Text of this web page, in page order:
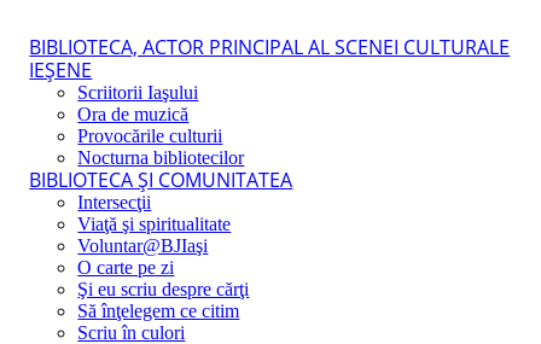
BIBLIOTECA, ACTOR PRINCIPAL AL SCENEI CULTURALE
IEŞENE
Scriitorii Iaşului
Ora de muzică
Provocările culturii
Nocturna bibliotecilor
BIBLIOTECA ŞI COMUNITATEA
Intersecţii
Viaţă şi spiritualitate
Voluntar@BJIaşi
O carte pe zi
Şi eu scriu despre cărţi
Să înţelegem ce citim
Scriu în culori